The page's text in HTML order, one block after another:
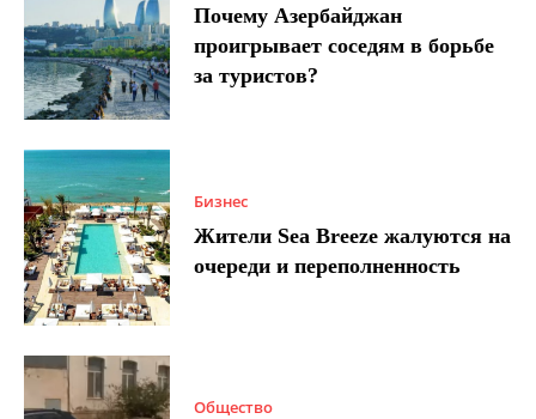
Почему Азербайджан
проигрывает соседям в борьбе
за туристов?
Бизнес
Жители Sea Breeze жалуются на
очереди и переполненность
Общество